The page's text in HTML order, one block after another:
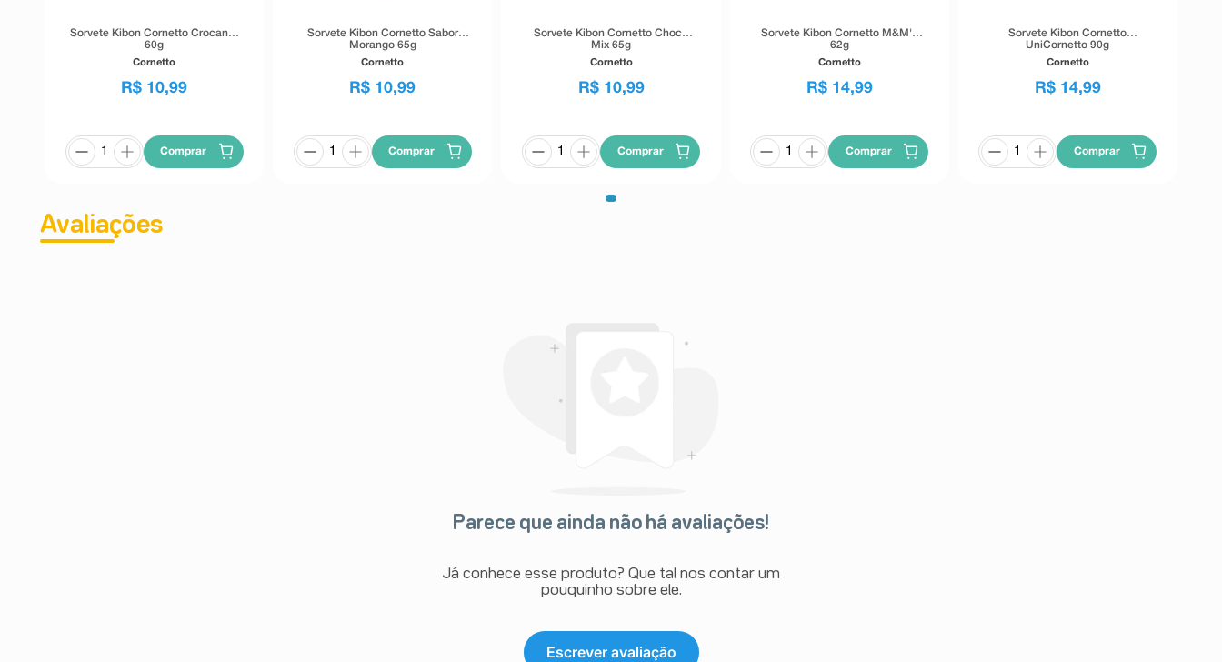
Sorvete Kibon Cornetto Crocante
60g
Cornetto
R$ 10,99
Comprar
Sorvete Kibon Cornetto Sabor
Morango 65g
Cornetto
R$ 10,99
Comprar
Sorvete Kibon Cornetto Choco
Mix 65g
Cornetto
R$ 10,99
Comprar
Sorvete Kibon Cornetto M&M's
62g
Cornetto
R$ 14,99
Comprar
Sorvete Kibon Cornetto
UniCornetto 90g
Cornetto
R$ 14,99
Comprar
Avaliações
Parece que ainda não há avaliações!
Já conhece esse produto? Que tal nos contar um
pouquinho sobre ele.
Escrever avaliação